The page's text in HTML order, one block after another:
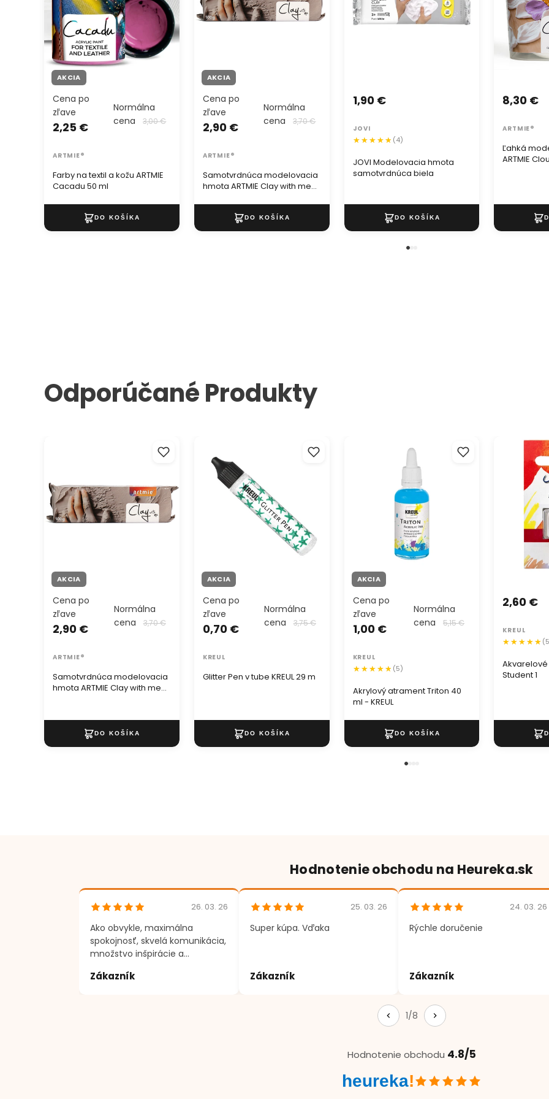
touto 29
obrazy,
glitrová
správny
AKCIA
Farby na textil a kožu ARTMIE
Cacadu 50 ml
Cena po
zľave
2,25 €
Normálna
cena
3,00 €
ARTMIE®
AKCIA
Samotvrdnúca modelovacia
hmota ARTMIE Clay with me
Cena po
zľave
2,90 €
Normálna
cena
3,70 €
ARTMIE®
JOVI Modelovacia hmota
samotvrdnúca biela
1,90 €
JOVI
(4)
Ľahká
ARTMIE
8,30 €
ARTMIE®
Odporúčané Produkty
hmota ARTMIE Clay with me
AKCIA
Samotvrdnúca modelovacia
hmota ARTMIE Clay with me
Cena po
zľave
2,90 €
Normálna
cena
3,70 €
ARTMIE®
AKCIA
Glitter Pen v tube KREUL 29 m
Cena po
zľave
0,70 €
Normálna
cena
3,75 €
KREUL
AKCIA
Akrylový atrament Triton 40
ml - KREUL
Cena po
zľave
1,00 €
Normálna
cena
5,15 €
KREUL
(5)
Akvarelové
Akvarelové
Student 1
2,60 €
KREUL
Hodnotenie obchodu na Heureka.sk
26. 03. 26
Ako obvykle, maximálna
spokojnosť, skvelá komunikácia,
množstvo inšpirácie a
;)
Zákazník
25. 03. 26
Super kúpa. Vďaka
Zákazník
24. 03. 26
Rýchle doručenie
Zákazník
1/8
Hodnotenie obchodu 4.8/5
heureka!